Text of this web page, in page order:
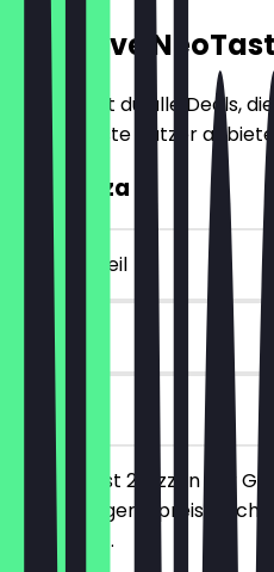
Exklusive
Hier findest du alle Deals,
für NeoTaste Nutzer
2für1 Pizza
~€ 18 Vorteil
30 Tage
vor Ort
Du bestellst 2 Pizzen der
das günstigere/
berechnet.